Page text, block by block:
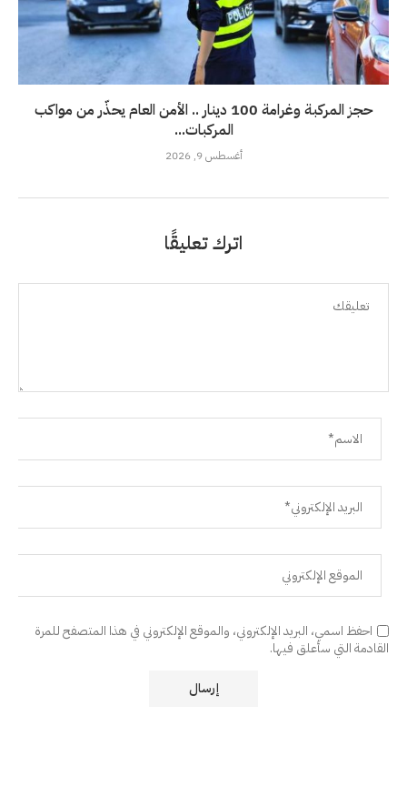
حجز المركبة وغرامة 100 دينار .. الأمن العام يحذّر من مواكب
المركبات...
أغسطس 9, 2026
اترك تعليقًا
احفظ اسمي، البريد الإلكتروني، والموقع الإلكتروني في هذا المتصفح للمرة
القادمة التي سأعلق فيها.